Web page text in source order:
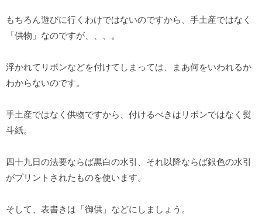
もちろん遊びに行くわけではないのですから、手土産ではなく
「供物」なのですが、、、。
浮かれてリボンなどを付けてしまっては、まあ何をいわれるか
わからないのです。
手土産ではなく供物ですから、付けるべきはリボンではなく熨
斗紙。
四十九日の法要ならば黒白の水引、それ以降ならば銀色の水引
がプリントされたものを使います。
そして、表書きは「御供」などにしましょう。